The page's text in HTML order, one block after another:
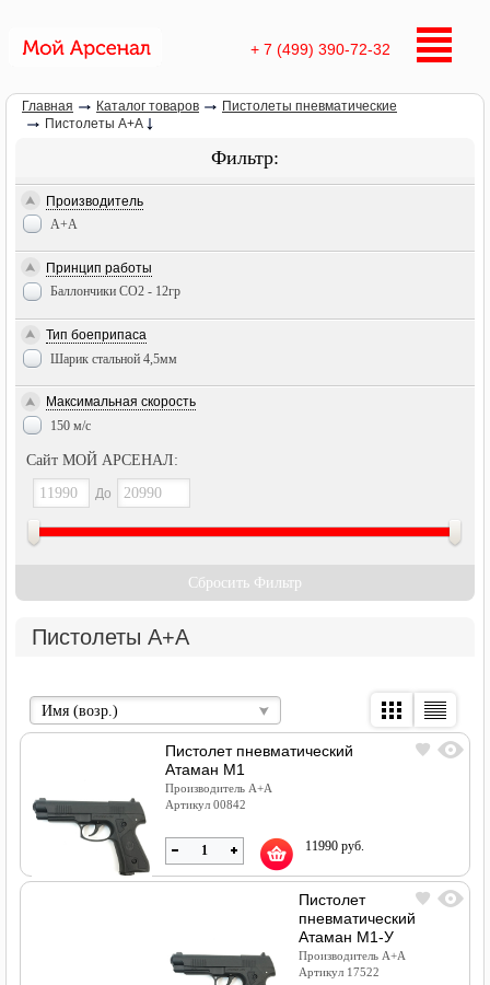
+ 7 (499) 390-72-32
Главная Каталог товаров
Пистолеты пневматические
Пистолеты A+A
Фильтр:
Производитель
А+А
Принцип работы
Баллончики СО2 - 12гр
Тип боеприпаса
Шарик стальной 4,5мм
Максимальная скорость
150 м/с
Сайт МОЙ АРСЕНАЛ:
До
Сбросить Фильтр
Пистолеты A+A
Имя (возр.)
Пистолет пневматический
Атаман М1
Производитель А+А
Артикул 00842
11990 руб.
Пистолет
пневматический
Атаман М1-У
Производитель А+А
Артикул 17522